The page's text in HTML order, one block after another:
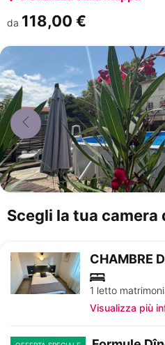
da 118,00 €
Scegli la tua
CHAMBRE
1 letto
Visualizza più